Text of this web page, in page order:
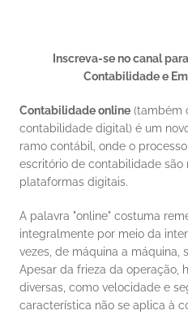
Inscreva-se no canal
Contabilidade e
Contabilidade online (também
contabilidade digital) é um
ramo contábil, onde o
escritório de contabilidade
plataformas digitais.
A palavra "online" costuma
integralmente por meio da
vezes, de máquina a máquina,
Apesar da frieza da operação,
diversas, como velocidade e
característica não se aplica à